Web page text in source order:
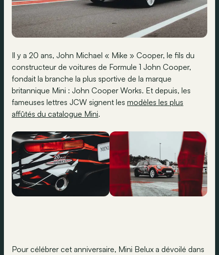
Il y a 20 ans, John Michael « Mike » Cooper, le fils du
constructeur de voitures de Formule 1 John Cooper,
fondait la branche la plus sportive de la marque
britannique Mini : John Cooper Works. Et depuis, les
fameuses lettres JCW signent les modèles les plus
affûtés du catalogue Mini.
Pour célébrer cet anniversaire, Mini Belux a dévoilé dans